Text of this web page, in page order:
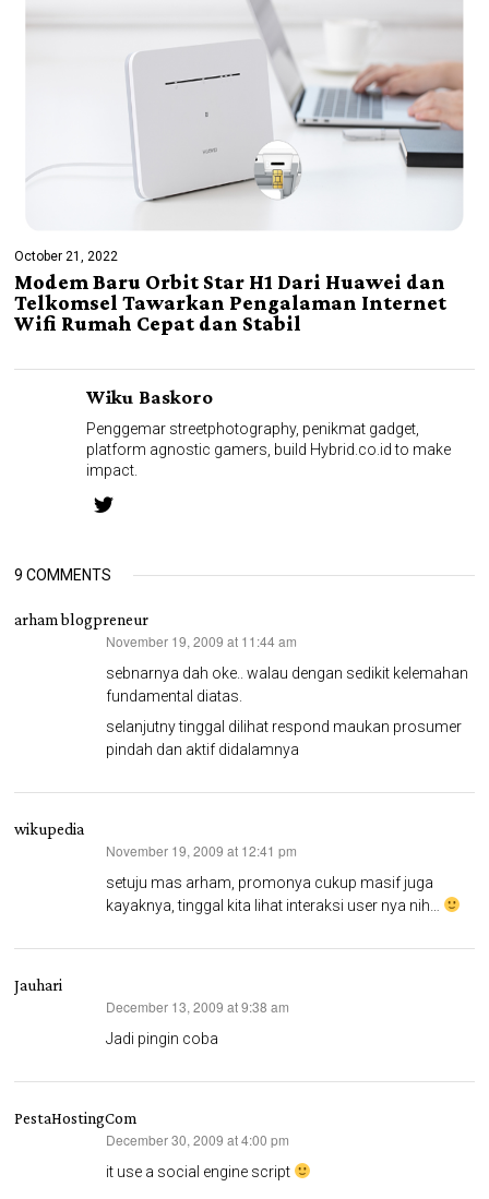
October 21, 2022
Modem Baru Orbit Star H1 Dari Huawei dan
Telkomsel Tawarkan Pengalaman Internet
Wifi Rumah Cepat dan Stabil
Wiku Baskoro
Penggemar streetphotography, penikmat gadget,
platform agnostic gamers, build Hybrid.co.id to make
impact.
9 COMMENTS
arham blogpreneur
November 19, 2009 at 11:44 am
sebnarnya dah oke.. walau dengan sedikit kelemahan
fundamental diatas.
selanjutny tinggal dilihat respond maukan prosumer
pindah dan aktif didalamnya
wikupedia
November 19, 2009 at 12:41 pm
setuju mas arham, promonya cukup masif juga
kayaknya, tinggal kita lihat interaksi user nya nih…
Jauhari
December 13, 2009 at 9:38 am
Jadi pingin coba
PestaHostingCom
December 30, 2009 at 4:00 pm
it use a social engine script